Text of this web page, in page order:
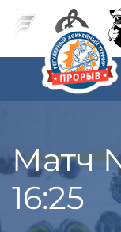
Матч
16:25